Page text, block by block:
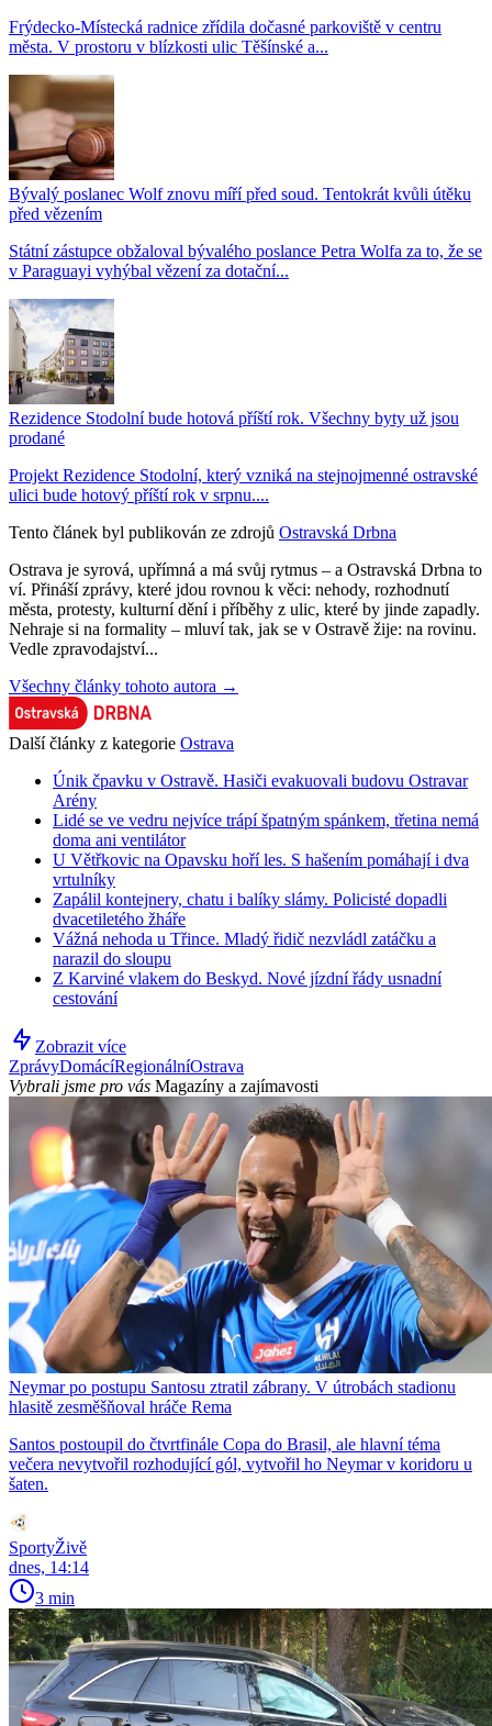
Frýdecko-Místecká radnice zřídila dočasné parkoviště v centru
města. V prostoru v blízkosti ulic Těšínské a...
Bývalý poslanec Wolf znovu míří před soud. Tentokrát kvůli útěku
před vězením
Státní zástupce obžaloval bývalého poslance Petra Wolfa za to, že se
v Paraguayi vyhýbal vězení za dotační...
Rezidence Stodolní bude hotová příští rok. Všechny byty už jsou
prodané
Projekt Rezidence Stodolní, který vzniká na stejnojmenné ostravské
ulici bude hotový příští rok v srpnu....
Tento článek byl publikován ze zdrojů Ostravská Drbna
Ostrava je syrová, upřímná a má svůj rytmus – a Ostravská Drbna to
ví. Přináší zprávy, které jdou rovnou k věci: nehody, rozhodnutí
města, protesty, kulturní dění i příběhy z ulic, které by jinde zapadly.
Nehraje si na formality – mluví tak, jak se v Ostravě žije: na rovinu.
Vedle zpravodajství...
Všechny články tohoto autora →
Další články z kategorie Ostrava
Únik čpavku v Ostravě. Hasiči evakuovali budovu Ostravar
Arény
Lidé se ve vedru nejvíce trápí špatným spánkem, třetina nemá
doma ani ventilátor
U Větřkovic na Opavsku hoří les. S hašením pomáhají i dva
vrtulníky
Zapálil kontejnery, chatu i balíky slámy. Policisté dopadli
dvacetiletého žháře
Vážná nehoda u Třince. Mladý řidič nezvládl zatáčku a
narazil do sloupu
Z Karviné vlakem do Beskyd. Nové jízdní řády usnadní
cestování
Zobrazit více
ZprávyDomácíRegionálníOstrava
Vybrali jsme pro vás Magazíny a zajímavosti
Neymar po postupu Santosu ztratil zábrany. V útrobách stadionu
hlasitě zesměšňoval hráče Rema
Santos postoupil do čtvrtfinále Copa do Brasil, ale hlavní téma
večera nevytvořil rozhodující gól, vytvořil ho Neymar v koridoru u
šaten.
SportyŽivě
dnes, 14:14
3 min